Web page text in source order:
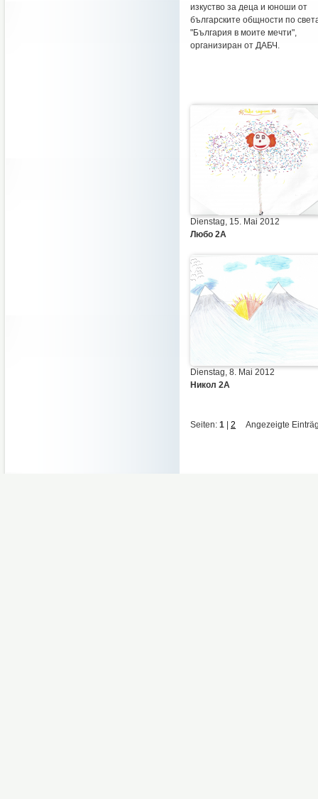
изкуство за деца и юноши от
българските общности по
"България в моите мечти",
организиран от ДАБЧ.
Dienstag, 15. Mai 2012
Любо 2А
Dienstag, 8. Mai 2012
Никол 2А
Seiten: 1 2 Angezeigte